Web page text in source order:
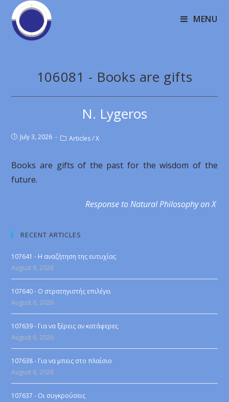
MENU
106081 - Books are gifts
N. Lygeros
July 3, 2026 Articles / X
Books are gifts of the past for the wisdom of the
future.
Response to Natural Philosophy on X
RECENT ARTICLES
107641 - Η αναζήτηση της ευτυχίας
August 6, 2026
107640 - Ο στρατηγιστής επιλέγει
August 6, 2026
107639 - Για να ξέρεις αν κατάφερες
August 6, 2026
107638 - Για να μπεις στο πλαίσιο
August 6, 2026
107637 - Οι συγκρούσεις